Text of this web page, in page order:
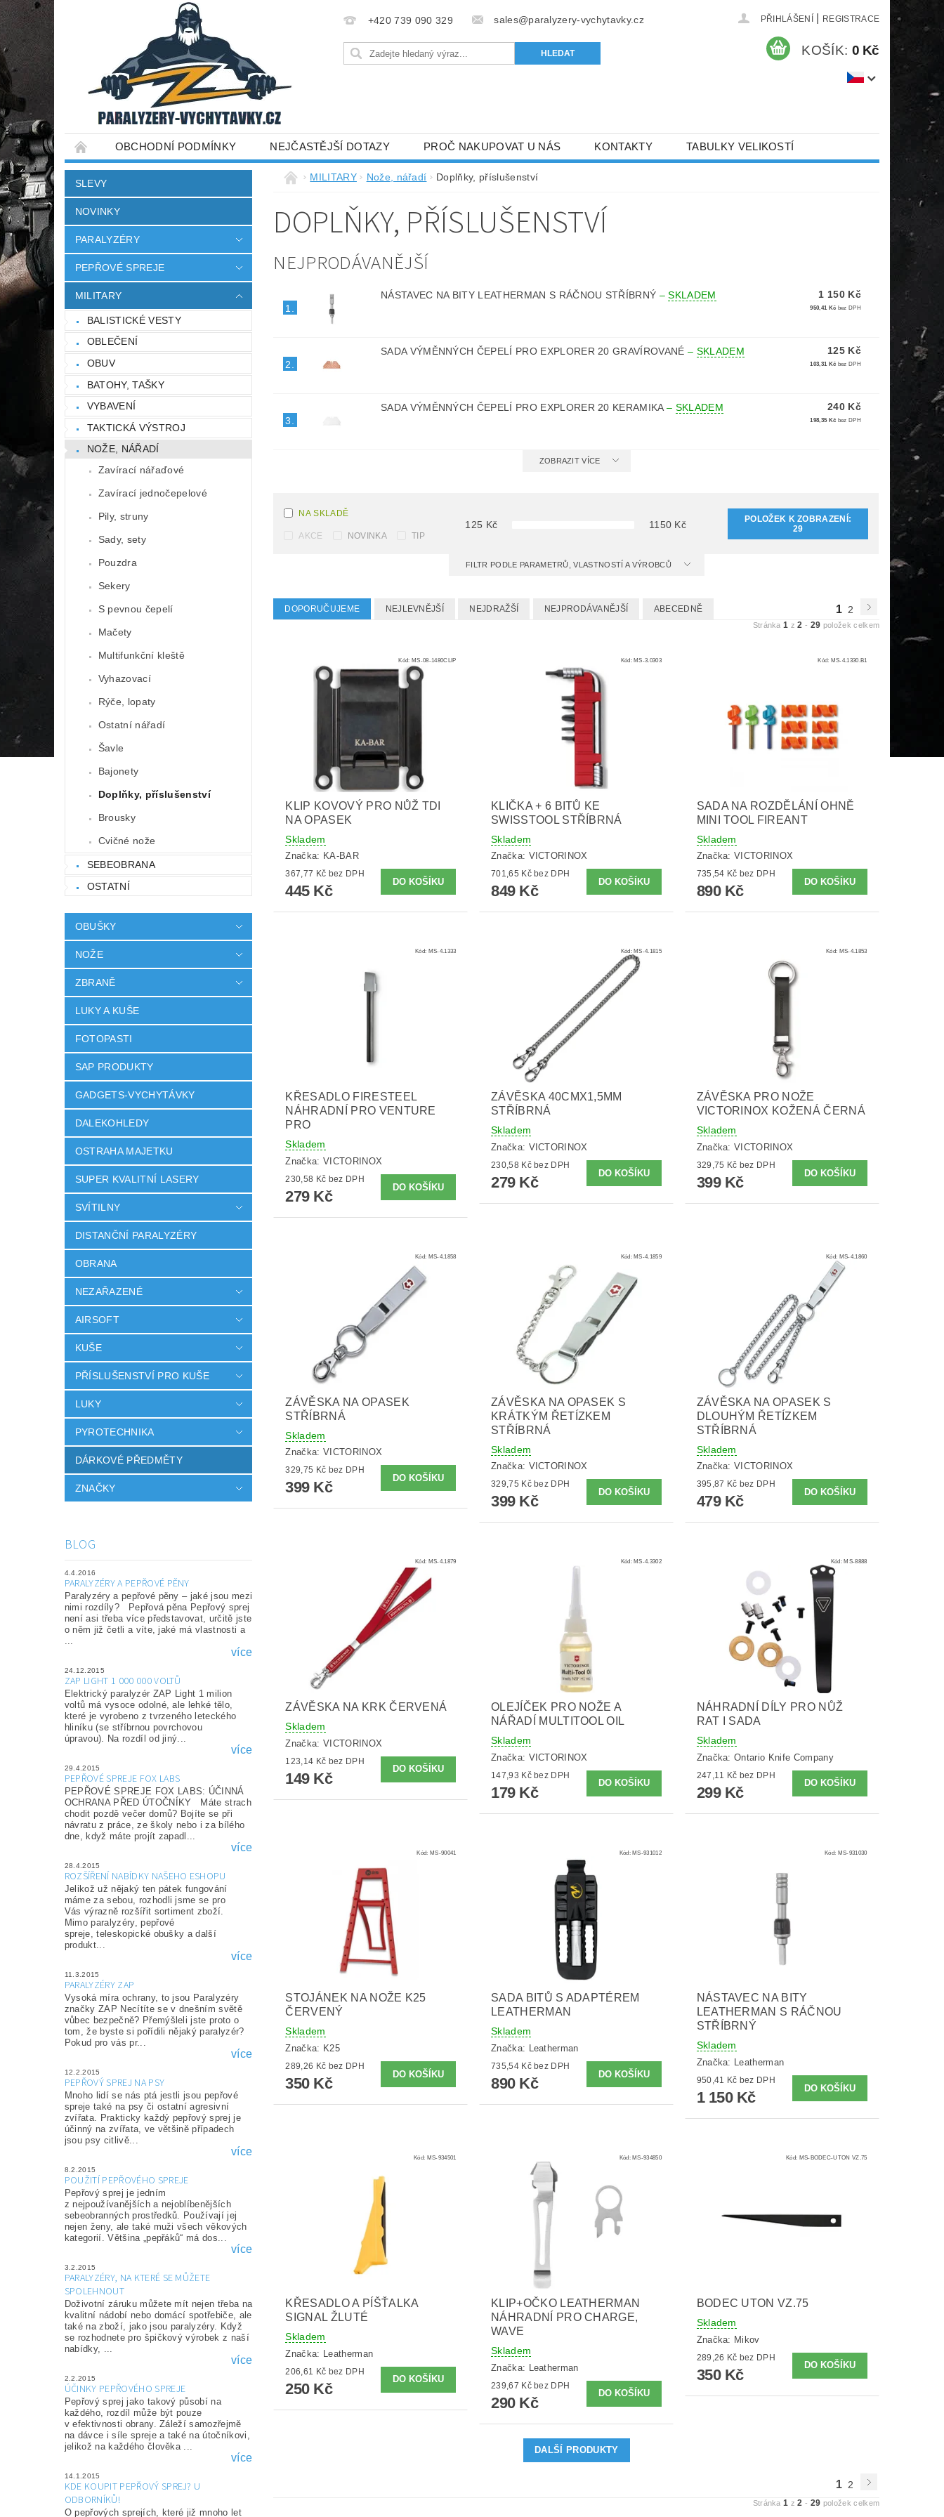
+420 739 090 329 sales@paralyzery-vychytavky.cz PŘIHLÁŠENÍ REGISTRACE
KOŠÍK: 0 Kč
OBCHODNÍ PODMÍNKY NEJČASTĚJŠÍ DOTAZY PROČ NAKUPOVAT U NÁS KONTAKTY TABULKY VELIKOSTÍ
SLEVY
NOVINKY
PARALYZÉRY
PEPŘOVÉ SPREJE
MILITARY
BALISTICKÉ VESTY
OBLEČENÍ
OBUV
BATOHY, TAŠKY
VYBAVENÍ
TAKTICKÁ VÝSTROJ
NOŽE, NÁŘADÍ
Zavírací nářaďové
Zavírací jednočepelové
Pily, struny
Sady, sety
Pouzdra
Sekery
S pevnou čepelí
Mačety
Multifunkční kleště
Vyhazovací
Rýče, lopaty
Ostatní nářadí
Šavle
Bajonety
Doplňky, příslušenství
Brousky
Cvičné nože
SEBEOBRANA
OSTATNÍ
OBUŠKY
NOŽE
ZBRANĚ
LUKY A KUŠE
FOTOPASTI
SAP PRODUKTY
GADGETS-VYCHYTÁVKY
DALEKOHLEDY
OSTRAHA MAJETKU
SUPER KVALITNÍ LASERY
SVÍTILNY
DISTANČNÍ PARALYZÉRY
OBRANA
NEZAŘAZENÉ
AIRSOFT
KUŠE
PŘÍSLUŠENSTVÍ PRO KUŠE
LUKY
PYROTECHNIKA
DÁRKOVÉ PŘEDMĚTY
ZNAČKY
BLOG
4.4.2016
PARALYZÉRY A PEPŘOVÉ PĚNY
Paralyzéry a pepřové pěny – jaké jsou mezi
nimi rozdíly? Pepřová pěna Pepřový sprej
není asi třeba více představovat, určitě jste
o něm již četli a víte, jaké má vlastnosti a
...
více
24.12.2015
ZAP LIGHT 1 000 000 VOLTŮ
Elektrický paralyzér ZAP Light 1 milion
voltů má vysoce odolné, ale lehké tělo,
které je vyrobeno z tvrzeného leteckého
hliníku (se stříbrnou povrchovou
úpravou). Na rozdíl od jiný...
více
29.4.2015
PEPŘOVÉ SPREJE FOX LABS
PEPŘOVÉ SPREJE FOX LABS: ÚČINNÁ
OCHRANA PŘED ÚTOČNÍKY Máte strach
chodit pozdě večer domů? Bojíte se při
návratu z práce, ze školy nebo i za bílého
dne, když máte projít zapadl...
více
28.4.2015
ROZŠÍŘENÍ NABÍDKY NAŠEHO ESHOPU
Jelikož už nějaký ten pátek fungování
máme za sebou, rozhodli jsme se pro
Vás výrazně rozšířit sortiment zboží.
Mimo paralyzéry, pepřové
spreje, teleskopické obušky a další
produkt...
více
11.3.2015
PARALYZÉRY ZAP
Vysoká míra ochrany, to jsou Paralyzéry
značky ZAP Necítíte se v dnešním světě
vůbec bezpečně? Přemýšleli jste proto o
tom, že byste si pořídili nějaký paralyzér?
Pokud pro vás pr...
více
12.2.2015
PEPŘOVÝ SPREJ NA PSY
Mnoho lidí se nás ptá jestli jsou pepřové
spreje také na psy či ostatní agresivní
zvířata. Prakticky každý pepřový sprej je
účinný na zvířata, ve většině případech
jsou psy citlivě...
více
8.2.2015
POUŽITÍ PEPŘOVÉHO SPREJE
Pepřový sprej je jedním
z nejpoužívanějších a nejoblíbenějších
sebeobranných prostředků. Používají jej
nejen ženy, ale také muži všech věkových
kategorií. Většina „pepřáků“ má dos...
více
3.2.2015
PARALYZÉRY, NA KTERÉ SE MŮŽETE
SPOLEHNOUT
Doživotní záruku můžete mít nejen třeba na
kvalitní nádobí nebo domácí spotřebiče, ale
také na zboží, jako jsou paralyzéry. Když
se rozhodnete pro špičkový výrobek z naší
nabídky, ...
více
2.2.2015
ÚČINKY PEPŘOVÉHO SPREJE
Pepřový sprej jako takový působí na
každého, rozdíl může být pouze
v efektivnosti obrany. Záleží samozřejmě
na dávce i síle spreje a také na útočníkovi,
jelikož na každého člověka ...
více
14.1.2015
KDE KOUPIT PEPŘOVÝ SPREJ? U
ODBORNÍKŮ!
O pepřových sprejích, které již mnoho let
MILITARY Nože, nářadí Doplňky, příslušenství
DOPLŇKY, PŘÍSLUŠENSTVÍ
NEJPRODÁVANĚJŠÍ
1.
NÁSTAVEC NA BITY LEATHERMAN S RÁČNOU STŘÍBRNÝ –SKLADEM 1 150 Kč
950,41 Kč bez DPH
2.
SADA VÝMĚNNÝCH ČEPELÍ PRO EXPLORER 20 GRAVÍROVANÉ – SKLADEM 125 Kč
103,31 Kč bez DPH
3.
SADA VÝMĚNNÝCH ČEPELÍ PRO EXPLORER 20 KERAMIKA – SKLADEM 240 Kč
198,35 Kč bez DPH
ZOBRAZIT VÍCE
NA SKLADĚ
AKCE NOVINKA TIP
125 Kč 1150 Kč
POLOŽEK K ZOBRAZENÍ:
29
FILTR PODLE PARAMETRŮ, VLASTNOSTÍ A VÝROBCŮ
DOPORUČUJEME NEJLEVNĚJŠÍ NEJDRAŽŠÍ NEJPRODÁVANĚJŠÍ ABECEDNĚ 1 2
Stránka1 z2 - 29 položek celkem
Kód: MS-08-1480CLIP
KLIP KOVOVÝ PRO NŮŽ TDI
NA OPASEK
Skladem
Značka: KA-BAR
367,77 Kč bez DPH
445 Kč
Kód:MS-3.0303
KLIČKA + 6 BITŮ KE
SWISSTOOL STŘÍBRNÁ
Skladem
Značka: VICTORINOX
701,65 Kč bez DPH
849 Kč
Kód: MS-4.1330.B1
SADA NA ROZDĚLÁNÍ OHNĚ
MINI TOOL FIREANT
Skladem
Značka:VICTORINOX
735,54 Kč bez DPH
890 Kč
Kód: MS-4.1333
KŘESADLO FIRESTEEL
NÁHRADNÍ PRO VENTURE
PRO
Skladem
Značka: VICTORINOX
230,58 Kč bez DPH
279 Kč
Kód:MS-4.1815
ZÁVĚSKA 40CMX1,5MM
STŘÍBRNÁ
Skladem
Značka: VICTORINOX
230,58 Kč bez DPH
279 Kč
Kód: MS-4.1853
ZÁVĚSKA PRO NOŽE
VICTORINOX KOŽENÁ ČERNÁ
Skladem
Značka:VICTORINOX
329,75 Kč bez DPH
399 Kč
Kód: MS-4.1858
ZÁVĚSKA NA OPASEK
STŘÍBRNÁ
Skladem
Značka: VICTORINOX
329,75 Kč bez DPH
399 Kč
Kód:MS-4.1859
ZÁVĚSKA NA OPASEK S
KRÁTKÝM ŘETÍZKEM
STŘÍBRNÁ
Skladem
Značka: VICTORINOX
329,75 Kč bez DPH
399 Kč
Kód: MS-4.1860
ZÁVĚSKA NA OPASEK S
DLOUHÝM ŘETÍZKEM
STŘÍBRNÁ
Skladem
Značka:VICTORINOX
395,87 Kč bez DPH
479 Kč
Kód: MS-4.1879
ZÁVĚSKA NA KRK ČERVENÁ
Skladem
Značka: VICTORINOX
123,14 Kč bez DPH
149 Kč
Kód:MS-4.3302
OLEJÍČEK PRO NOŽE A
NÁŘADÍ MULTITOOL OIL
Skladem
Značka: VICTORINOX
147,93 Kč bez DPH
179 Kč
Kód:MS-8888
NÁHRADNÍ DÍLY PRO NŮŽ
RAT I SADA
Skladem
Značka:Ontario Knife Company
247,11 Kč bez DPH
299 Kč
Kód: MS-90041
STOJÁNEK NA NOŽE K25
ČERVENÝ
Skladem
Značka: K25
289,26 Kč bez DPH
350 Kč
Kód:MS-931012
SADA BITŮ S ADAPTÉREM
LEATHERMAN
Skladem
Značka: Leatherman
735,54 Kč bez DPH
890 Kč
Kód: MS-931030
NÁSTAVEC NA BITY
LEATHERMAN S RÁČNOU
STŘÍBRNÝ
Skladem
Značka: Leatherman
950,41 Kč bez DPH
1 150 Kč
Kód: MS-934501
KŘESADLO A PÍŠŤALKA
SIGNAL ŽLUTÉ
Skladem
Značka: Leatherman
206,61 Kč bez DPH
250 Kč
Kód:MS-934850
KLIP+OČKO LEATHERMAN
NÁHRADNÍ PRO CHARGE,
WAVE
Skladem
Značka: Leatherman
239,67 Kč bez DPH
290 Kč
Kód: MS-BODEC-UTON VZ.75
BODEC UTON VZ.75
Skladem
Značka: Mikov
289,26 Kč bez DPH
350 Kč
DALŠÍ PRODUKTY
1 2
Stránka1 z2 - 29 položek celkem